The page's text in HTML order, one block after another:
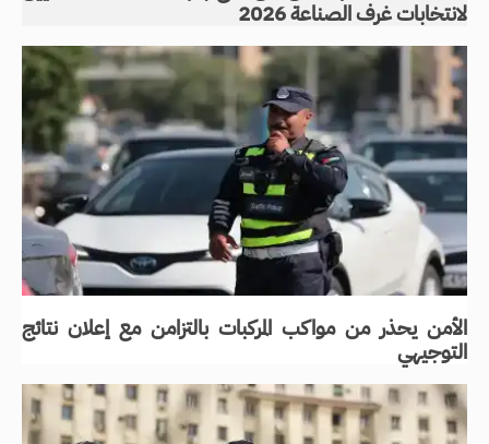
لانتخابات غرف الصناعة 2026
الأمن يحذر من مواكب المركبات بالتزامن مع إعلان نتائج
التوجيهي